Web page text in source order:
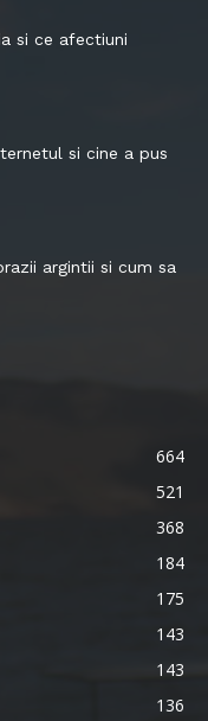
si ce afectiuni
si cine a pus
argintii si cum sa
664
521
368
184
175
143
143
136